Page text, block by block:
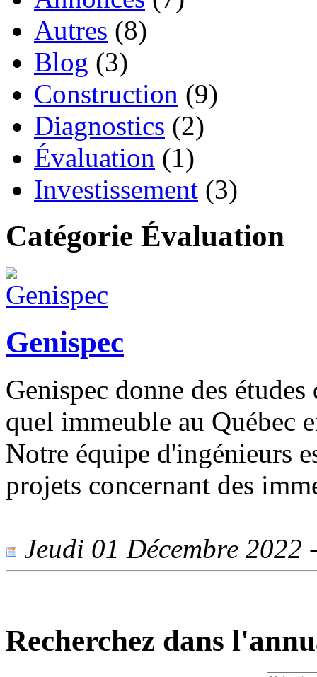
Autres (8)
Blog (3)
Construction (9)
Diagnostics (2)
Évaluation (1)
Investissement (3)
Catégorie Évaluation
Genispec
Genispec donne des
quel immeuble au Québec
Notre équipe d'ingénieurs
projets concernant des
Jeudi 01 Décembre 2022
Recherchez dans